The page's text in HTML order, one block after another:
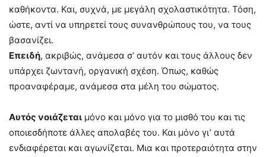
καθήκοντα. Και, συχνά, με μεγάλη σχολαστικότητα. Τόση,
ώστε, αντί να υπηρετεί τους συνανθρώπους του, να τους
βασανίζει.
Επειδή, ακριβώς, ανάμεσα σ’ αυτόν και τους άλλους δεν
υπάρχει ζωντανή, οργανική σχέση. Όπως, καθώς
προαναφέραμε, ανάμεσα στα μέλη του σώματος.
Αυτός νοιάζεται μόνο και μόνο για το μισθό του και τις
οποιεσδήποτε άλλες απολαβές του. Και μόνο γι’ αυτά
ενδιαφέρεται και αγωνίζεται. Μια και προτεραιότητα στην